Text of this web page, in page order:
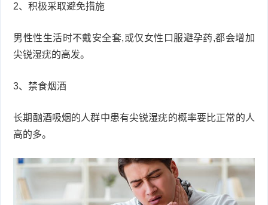
2、积极采取避免措施
男性性生活时不戴安全套,或仅女性口服避孕药,都会增加
尖锐湿疣的高发。
3、禁食烟酒
长期酗酒吸烟的人群中患有尖锐湿疣的概率要比正常的人
高的多。